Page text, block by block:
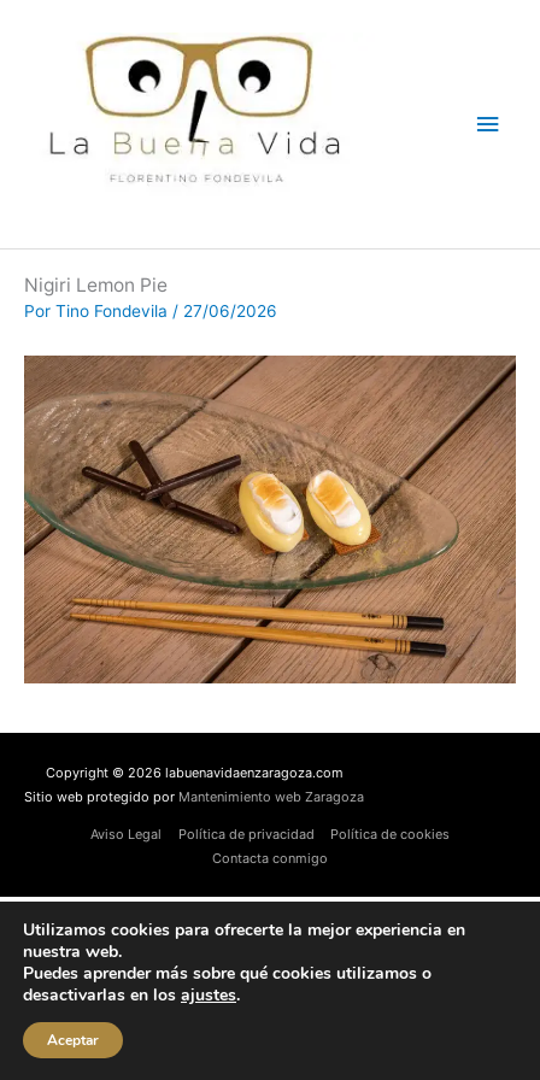
Nigiri Lemon Pie
Por Tino Fondevila / 27/06/2026
Copyright © 2026 labuenavidaenzaragoza.com
Sitio web protegido por Mantenimiento web Zaragoza
Aviso Legal Política de privacidad
Política de cookies
Contacta conmigo
Utilizamos cookies para ofrecerte la mejor experiencia en
nuestra web.
Puedes aprender más sobre qué cookies utilizamos o
desactivarlas en los ajustes.
Aceptar